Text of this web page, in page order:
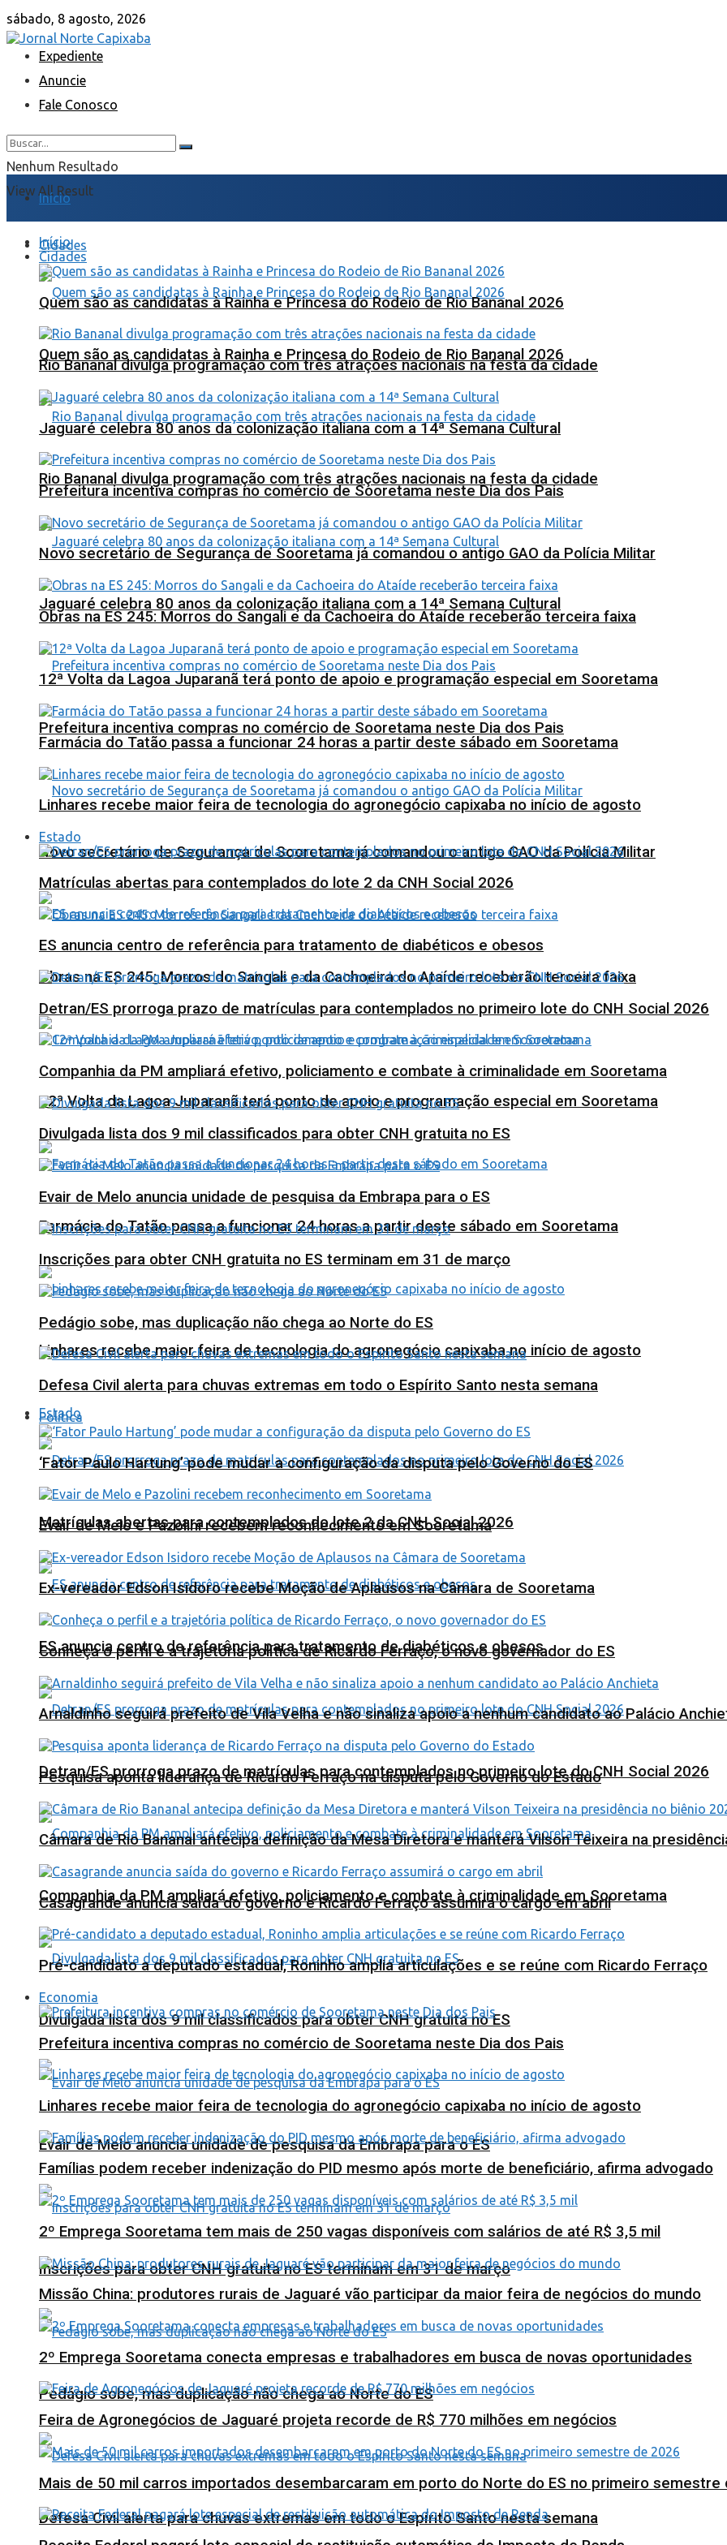
sábado, 8 agosto, 2026
Expediente
Anuncie
Fale Conosco
Nenhum Resultado
View All Result
Início
Cidades
Quem são as candidatas à Rainha e Princesa do Rodeio de Rio Bananal 2026
Rio Bananal divulga programação com três atrações nacionais na festa da cidade
Jaguaré celebra 80 anos da colonização italiana com a 14ª Semana Cultural
Prefeitura incentiva compras no comércio de Sooretama neste Dia dos Pais
Novo secretário de Segurança de Sooretama já comandou o antigo GAO da Polícia Militar
Obras na ES 245: Morros do Sangali e da Cachoeira do Ataíde receberão terceira faixa
12ª Volta da Lagoa Juparanã terá ponto de apoio e programação especial em Sooretama
Farmácia do Tatão passa a funcionar 24 horas a partir deste sábado em Sooretama
Linhares recebe maior feira de tecnologia do agronegócio capixaba no início de agosto
Estado
Matrículas abertas para contemplados do lote 2 da CNH Social 2026
ES anuncia centro de referência para tratamento de diabéticos e obesos
Detran/ES prorroga prazo de matrículas para contemplados no primeiro lote do CNH Social 2026
Companhia da PM ampliará efetivo, policiamento e combate à criminalidade em Sooretama
Divulgada lista dos 9 mil classificados para obter CNH gratuita no ES
Evair de Melo anuncia unidade de pesquisa da Embrapa para o ES
Inscrições para obter CNH gratuita no ES terminam em 31 de março
Pedágio sobe, mas duplicação não chega ao Norte do ES
Defesa Civil alerta para chuvas extremas em todo o Espírito Santo nesta semana
Início
Cidades
Quem são as candidatas à Rainha e Princesa do Rodeio de Rio Bananal 2026
Rio Bananal divulga programação com três atrações nacionais na festa da cidade
Jaguaré celebra 80 anos da colonização italiana com a 14ª Semana Cultural
Prefeitura incentiva compras no comércio de Sooretama neste Dia dos Pais
Novo secretário de Segurança de Sooretama já comandou o antigo GAO da Polícia Militar
Obras na ES 245: Morros do Sangali e da Cachoeira do Ataíde receberão terceira faixa
12ª Volta da Lagoa Juparanã terá ponto de apoio e programação especial em Sooretama
Farmácia do Tatão passa a funcionar 24 horas a partir deste sábado em Sooretama
Linhares recebe maior feira de tecnologia do agronegócio capixaba no início de agosto
Estado
Matrículas abertas para contemplados do lote 2 da CNH Social 2026
ES anuncia centro de referência para tratamento de diabéticos e obesos
Detran/ES prorroga prazo de matrículas para contemplados no primeiro lote do CNH Social 2026
Companhia da PM ampliará efetivo, policiamento e combate à criminalidade em Sooretama
Divulgada lista dos 9 mil classificados para obter CNH gratuita no ES
Evair de Melo anuncia unidade de pesquisa da Embrapa para o ES
Inscrições para obter CNH gratuita no ES terminam em 31 de março
Pedágio sobe, mas duplicação não chega ao Norte do ES
Defesa Civil alerta para chuvas extremas em todo o Espírito Santo nesta semana
Política
‘Fator Paulo Hartung’ pode mudar a configuração da disputa pelo Governo do ES
Evair de Melo e Pazolini recebem reconhecimento em Sooretama
Ex-vereador Edson Isidoro recebe Moção de Aplausos na Câmara de Sooretama
Conheça o perfil e a trajetória política de Ricardo Ferraço, o novo governador do ES
Arnaldinho seguirá prefeito de Vila Velha e não sinaliza apoio a nenhum candidato ao Palácio
Pesquisa aponta liderança de Ricardo Ferraço na disputa pelo Governo do Estado
Câmara de Rio Bananal antecipa definição da Mesa Diretora e manterá Vilson Teixeira na
Casagrande anuncia saída do governo e Ricardo Ferraço assumirá o cargo em abril
Pré-candidato a deputado estadual, Roninho amplia articulações e se reúne com Ricardo Ferraço
Economia
Prefeitura incentiva compras no comércio de Sooretama neste Dia dos Pais
Linhares recebe maior feira de tecnologia do agronegócio capixaba no início de agosto
Famílias podem receber indenização do PID mesmo após morte de beneficiário, afirma advogado
2º Emprega Sooretama tem mais de 250 vagas disponíveis com salários de até R$ 3,5 mil
Missão China: produtores rurais de Jaguaré vão participar da maior feira de negócios do mundo
2º Emprega Sooretama conecta empresas e trabalhadores em busca de novas oportunidades
Feira de Agronegócios de Jaguaré projeta recorde de R$ 770 milhões em negócios
Mais de 50 mil carros importados desembarcaram em porto do Norte do ES no primeiro semestre